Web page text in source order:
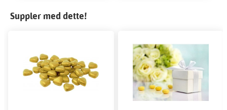
Suppler med dette!